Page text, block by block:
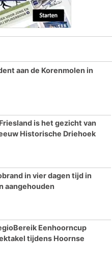
aan de Korenmolen in
is het gezicht van
Historische Driehoek
in vier dagen tijd in
aangehouden
Eenhoorncup
tijdens Hoornse